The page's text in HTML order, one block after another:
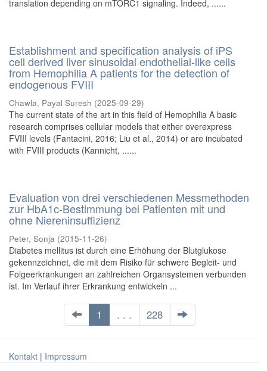
translation depending on mTORC1 signaling. Indeed, ......
Establishment and specification analysis of iPS
cell derived liver sinusoidal endothelial-like cells
from Hemophilia A patients for the detection of
endogenous FVIII
Chawla, Payal Suresh (2025-09-29)
The current state of the art in this field of Hemophilia A basic
research comprises cellular models that either overexpress
FVIII levels (Fantacini, 2016; Liu et al., 2014) or are incubated
with FVIII products (Kannicht, ......
Evaluation von drei verschiedenen Messmethoden
zur HbA1c-Bestimmung bei Patienten mit und
ohne Niereninsuffizienz
Peter, Sonja (2015-11-26)
Diabetes mellitus ist durch eine Erhöhung der Blutglukose
gekennzeichnet, die mit dem Risiko für schwere Begleit- und
Folgeerkrankungen an zahlreichen Organsystemen verbunden
ist. Im Verlauf ihrer Erkrankung entwickeln ...
1 . . . 228
Kontakt | Impressum